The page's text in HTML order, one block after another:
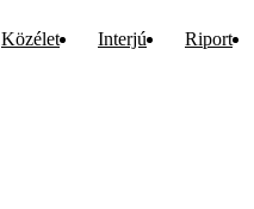
Közélet Interjú Riport